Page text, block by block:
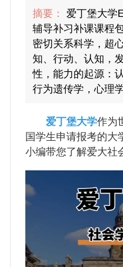
摘要：
爱丁堡大学
辅导补习补课课程
密切关系科学，超
知、行动、认知，
性，能力的起源：
行为遗传学，心理
爱丁堡大学作为
国学生申请报考的大
小编带您了解爱大社